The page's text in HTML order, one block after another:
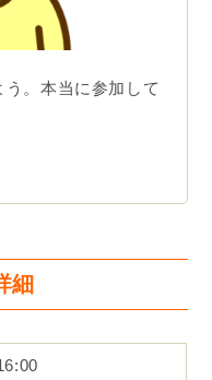
。本当に参加して
細